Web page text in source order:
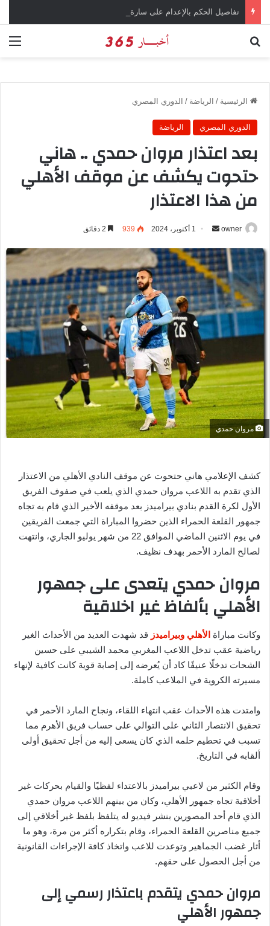
الرئيسية / الرياضة / الدوري المصري
الدوري المصري الرياضة
بعد اعتذار مروان حمدي .. هاني
حتحوت يكشف عن موقف الأهلي
من هذا الاعتذار
owner
س
ل
ب
ر
ي
ل
ك
ت
ر
و
ا
1 أكتوبر، 2024 939
مروان حمدي
كشف الإعلامي هاني حتحوت عن موقف النادي الأهلي من الاعتذار
الذي تقدم به اللاعب مروان حمدي الذي يلعب في صفوف الفريق
الأول لكرة القدم بنادي بيراميدز بعد موقفه الأخير الذي قام به تجاه
جمهور القلعة الحمراء الذين حضروا المباراة التي جمعت الفريقين
في يوم الاثنين الماضي الموافق 22 من شهر يوليو الجاري، وانتهت
لصالح المارد الأحمر بهدف نظيف.
مروان حمدي يتعدى على جمهور
الأهلي بألفاظ غير اخلاقية
وكانت مباراة الأهلي وبيراميدز قد شهدت العديد من الأحداث الغير
رياضية عقب تدخل اللاعب المغربي محمد الشيبي على حسين
الشحات تدخلًا عنيفًا كاد أن يُعرضه إلى إصابة قوية كانت كافية لإنهاء
مسيرته الكروية في الملاعب كاملة.
وامتدت هذه الأحداث عقب انتهاء اللقاء، ونجاح المارد الأحمر في
تحقيق الانتصار الثاني على التوالي على حساب فريق الأهرم مما
تسبب في تحطيم حلمه الذي كان يسعى إليه من أجل تحقيق أولى
ألقابه في التاريخ.
وقام الكثير من لاعبي بيراميدز بالاعتداء لفظيًا والقيام بحركات غير
أخلاقية تجاه جمهور الأهلي، وكان من بينهم اللاعب مروان حمدي
الذي قام أحد المصورين بنشر فيديو له يتلفظ بلفظ غير أخلاقي إلى
جميع مناصرين القلعة الحمراء، وقام بتكراره أكثر من مرة، وهو ما
أثار غضب الجماهير وتوعدت للاعب واتخاذ كافة الإجراءات القانونية
من أجل الحصول على حقهم.
مروان حمدي يتقدم باعتذار رسمي إلى
جمهور الأهلي